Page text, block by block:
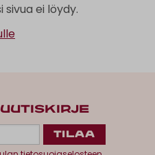
ei löydy.